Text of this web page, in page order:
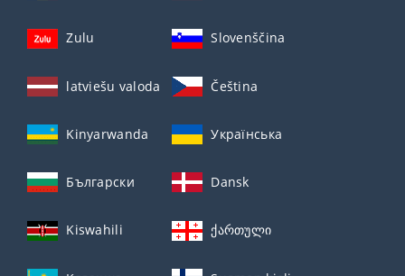
Zulu Slovenščina
latviešu valoda Čeština
Kinyarwanda Українська
Български Dansk
Kiswahili ქართული